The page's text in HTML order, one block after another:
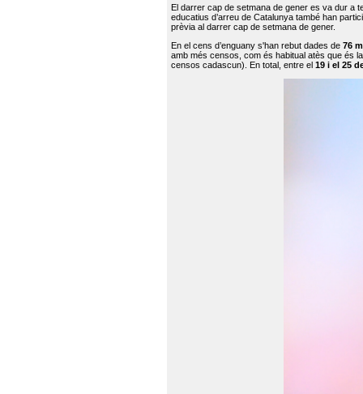
El darrer cap de setmana de gener es va dur a
educatius d’arreu de Catalunya també han
prèvia al darrer cap de setmana de gener.
En el cens d’enguany s'han rebut dades de 76
amb més censos, com és habitual atès que és
censos cadascun). En total, entre el 19 i el 25